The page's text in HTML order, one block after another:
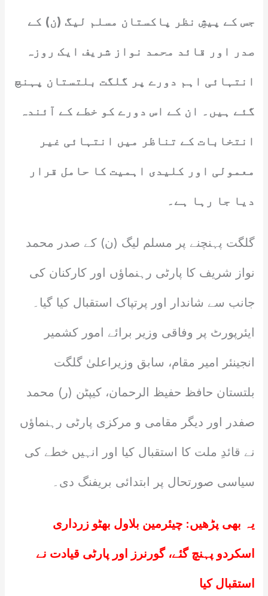
جس کے پیشِ نظر پاکستان مسلم لیگ (ن) کے
صدر اور قائد محمد نواز شریف ایک روزہ
انتہائی اہم دورے پر گلگت بلتستان پہنچ
گئے ہیں۔ ان کے اس دورے کو خطے کے آئندہ
انتخابات کے تناظر میں انتہائی غیر
معمولی اور کلیدی اہمیت کا حامل قرار
دیا جا رہا ہے۔
گلگت پہنچنے پر مسلم لیگ (ن) کے صدر محمد
نواز شریف کا پارٹی رہنماؤں اور کارکنان کی
جانب سے شاندار اور پرتپاک استقبال کیا گیا۔
ایئرپورٹ پر وفاقی وزیر برائے امور کشمیر
انجینئر امیر مقام، سابق وزیراعلیٰ گلگت
بلتستان حافظ حفیظ الرحمان، کیپٹن (ر) محمد
صفدر اور دیگر مقامی و مرکزی پارٹی رہنماؤں
نے قائدِ ملت کا استقبال کیا اور انہیں خطے کی
سیاسی صورتحال پر ابتدائی بریفنگ دی۔
یہ بھی پڑھیں: چیئرمین بلاول بھٹو زرداری
اسکردو پہنچ گئے، گورنرز اور پارٹی قیادت نے
استقبال کیا